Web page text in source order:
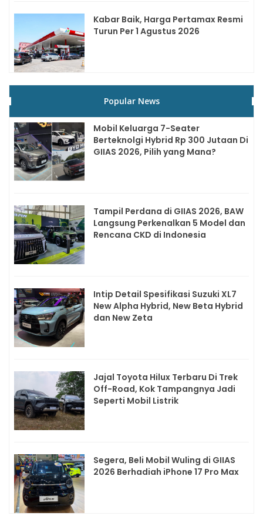
Kabar Baik, Harga Pertamax Resmi
Turun Per 1 Agustus 2026
Popular News
Mobil Keluarga 7-Seater
Berteknolgi Hybrid Rp 300 Jutaan Di
GIIAS 2026, Pilih yang Mana?
Tampil Perdana di GIIAS 2026, BAW
Langsung Perkenalkan 5 Model dan
Rencana CKD di Indonesia
Intip Detail Spesifikasi Suzuki XL7
New Alpha Hybrid, New Beta Hybrid
dan New Zeta
Jajal Toyota Hilux Terbaru Di Trek
Off-Road, Kok Tampangnya Jadi
Seperti Mobil Listrik
Segera, Beli Mobil Wuling di GIIAS
2026 Berhadiah iPhone 17 Pro Max